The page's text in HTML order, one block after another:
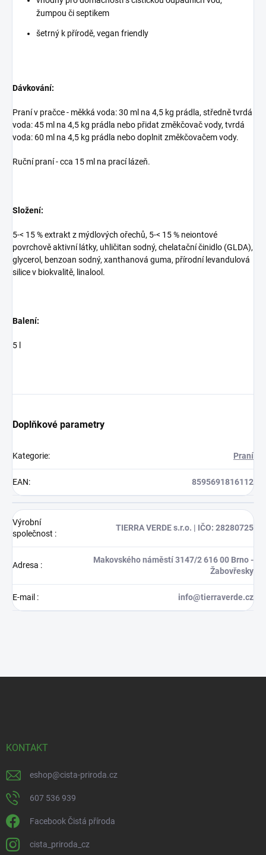
žumpou či septikem
šetrný k přírodě, vegan friendly
Dávkování:
Praní v pračce - měkká voda: 30 ml na 4,5 kg prádla, středně tvrdá
voda: 45 ml na 4,5 kg prádla nebo přidat změkčovač vody, tvrdá
voda: 60 ml na 4,5 kg prádla nebo doplnit změkčovačem vody.
Ruční praní - cca 15 ml na prací lázeň.
Složení:
5-< 15 % extrakt z mýdlových ořechů, 5-< 15 % neiontové
povrchově aktivní látky, uhličitan sodný, chelatační činidlo (GLDA),
glycerol, benzoan sodný, xanthanová guma, přírodní levandulová
silice v biokvalitě, linalool.
Balení:
5 l
Doplňkové parametry
Kategorie: Praní
EAN: 8595691816112
Výrobní
společnost :
TIERRA VERDE s.r.o. | IČO: 28280725
Adresa :
Makovského náměstí 3147/2 616 00 Brno -
Žabovřesky
E-mail : info@tierraverde.cz
KONTAKT
eshop@cista-priroda.cz
607 536 939
Facebook Čistá příroda
cista_priroda_cz